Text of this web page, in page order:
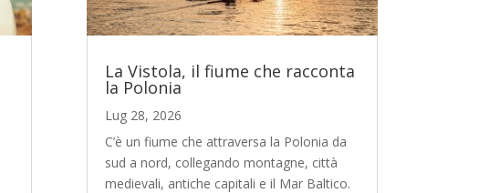
La Vistola, il fiume che racconta
la Polonia
Lug 28, 2026
C’è un fiume che attraversa la Polonia da
sud a nord, collegando montagne, città
medievali, antiche capitali e il Mar Baltico.